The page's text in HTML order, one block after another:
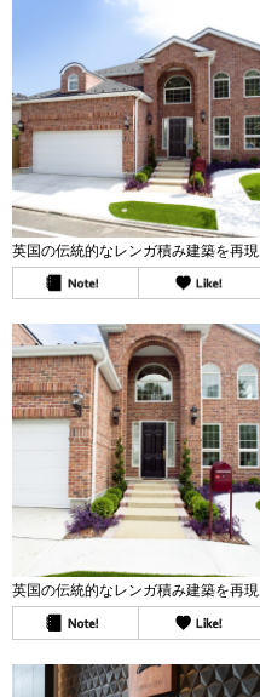
英国の伝統的なレンガ積み建築を再現
英国の伝統的なレンガ積み建築を再現